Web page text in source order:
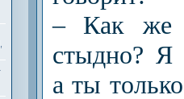
– Как же
стыдно? Я
а ты